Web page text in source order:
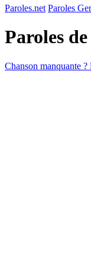
Paroles.net Paroles
Paroles
Chanson manquante ?